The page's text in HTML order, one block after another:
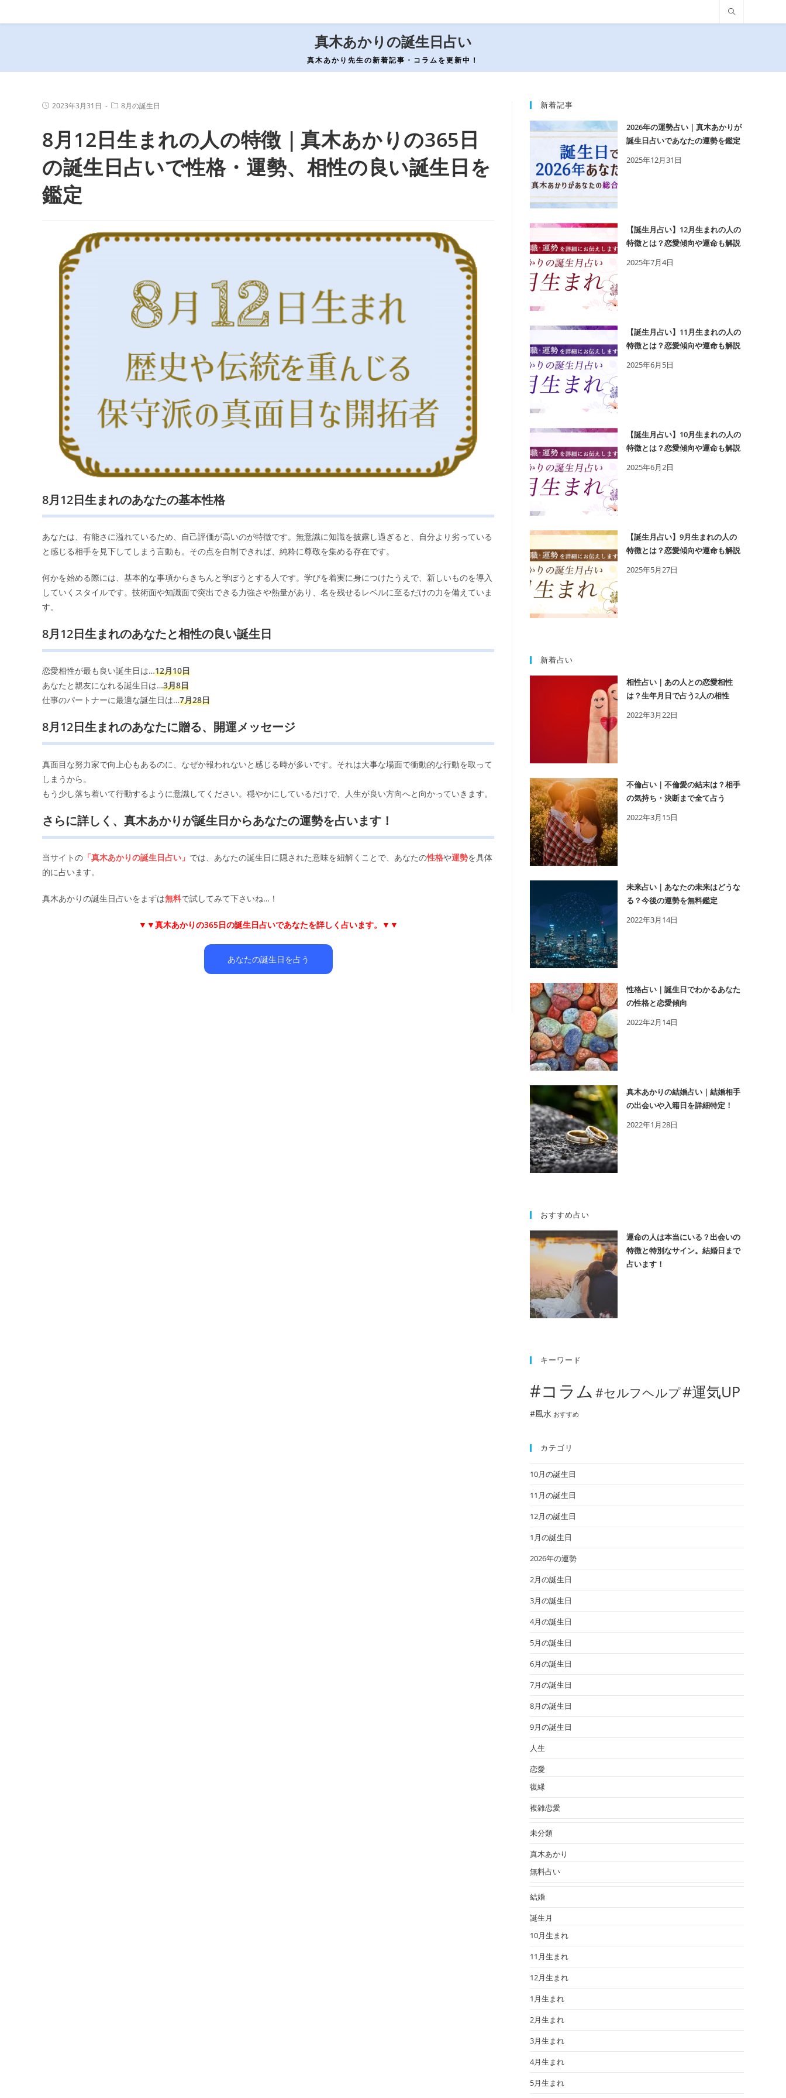
ン
真木あかりの誕生日占い
真木あかり先生の新着記事・コラムを更新中！
投
開
日:
2023年3月31日
投
テ
ゴ
リ
ー:
8月の誕生日
8月12日生まれの人の特徴｜真木あかりの365日
の誕生日占いで性格・運勢、相性の良い誕生日を
鑑定
8月12日生まれのあなたの基本性格
あなたは、有能さに溢れているため、自己評価が高いのが特徴です。無意識に知識を披露し過ぎると、自分より劣っている
と感じる相手を見下してしまう言動も。その点を自制できれば、純粋に尊敬を集める存在です。
何かを始める際には、基本的な事項からきちんと学ぼうとする人です。学びを着実に身につけたうえで、新しいものを導入
していくスタイルです。技術面や知識面で突出できる力強さや熱量があり、名を残せるレベルに至るだけの力を備えていま
す。
8月12日生まれのあなたと相性の良い誕生日
恋愛相性が最も良い誕生日は…12月10日
あなたと親友になれる誕生日は…3月8日
仕事のパートナーに最適な誕生日は…7月28日
8月12日生まれのあなたに贈る、開運メッセージ
真面目な努力家で向上心もあるのに、なぜか報われないと感じる時が多いです。それは大事な場面で衝動的な行動を取って
しまうから。
もう少し落ち着いて行動するように意識してください。穏やかにしているだけで、人生が良い方向へと向かっていきます。
さらに詳しく、真木あかりが誕生日からあなたの運勢を占います！
当サイトの 「真木あかりの誕生日占い」 では、あなたの誕生日に隠された意味を紐解くことで、あなたの性格や運勢を具体
的に占います。
真木あかりの誕生日占いをまずは無料で試してみて下さいね…！
▼▼真木あかりの365日の誕生日占いであなたを詳しく占います。▼▼
あなたの誕生日を占う
新着記事
2026年の運勢占い｜真木あかりが
誕生日占いであなたの運勢を鑑定
2025年12月31日
【誕生月占い】12月生まれの人の
特徴とは？恋愛傾向や運命も解説
2025年7月4日
【誕生月占い】11月生まれの人の
特徴とは？恋愛傾向や運命も解説
2025年6月5日
【誕生月占い】10月生まれの人の
特徴とは？恋愛傾向や運命も解説
2025年6月2日
【誕生月占い】9月生まれの人の
特徴とは？恋愛傾向や運命も解説
2025年5月27日
新着占い
相性占い｜あの人との恋愛相性
は？生年月日で占う2人の相性
2022年3月22日
不倫占い｜不倫愛の結末は？相手
の気持ち・決断まで全て占う
2022年3月15日
未来占い｜あなたの未来はどうな
る？今後の運勢を無料鑑定
2022年3月14日
性格占い｜誕生日でわかるあなた
の性格と恋愛傾向
2022年2月14日
真木あかりの結婚占い｜結婚相手
の出会いや入籍日を詳細特定！
2022年1月28日
おすすめ占い
運命の人は本当にいる？出会いの
特徴と特別なサイン。結婚日まで
占います！
キーワード
#コラム #セルフヘルプ#運気UP
#風水 おすすめ
カテゴリ
10月の誕生日
11月の誕生日
12月の誕生日
1月の誕生日
2026年の運勢
2月の誕生日
3月の誕生日
4月の誕生日
5月の誕生日
6月の誕生日
7月の誕生日
8月の誕生日
9月の誕生日
人生
恋愛
復縁
複雑恋愛
未分類
真木あかり
無料占い
結婚
誕生月
10月生まれ
11月生まれ
12月生まれ
1月生まれ
2月生まれ
3月生まれ
4月生まれ
5月生まれ